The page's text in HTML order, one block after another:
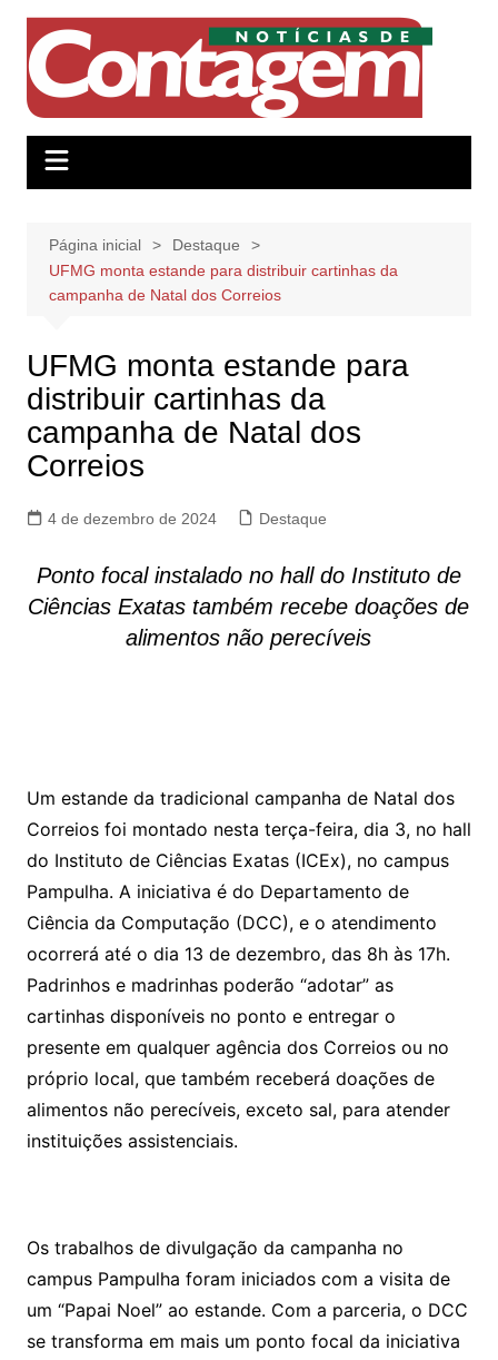
conteúdo
Página inicial
Destaque
UFMG monta estande para distribuir cartinhas da
campanha de Natal dos Correios
UFMG monta estande para
distribuir cartinhas da
campanha de Natal dos
Correios
4 de dezembro de 2024 Destaque
Ponto focal instalado no hall do Instituto de
Ciências Exatas também recebe doações de
alimentos não perecíveis
Um estande da tradicional campanha de Natal dos
Correios foi montado nesta terça-feira, dia 3, no hall
do Instituto de Ciências Exatas (ICEx), no campus
Pampulha. A iniciativa é do Departamento de
Ciência da Computação (DCC), e o atendimento
ocorrerá até o dia 13 de dezembro, das 8h às 17h.
Padrinhos e madrinhas poderão “adotar” as
cartinhas disponíveis no ponto e entregar o
presente em qualquer agência dos Correios ou no
próprio local, que também receberá doações de
alimentos não perecíveis, exceto sal, para atender
instituições assistenciais.
Os trabalhos de divulgação da campanha no
campus Pampulha foram iniciados com a visita de
um “Papai Noel” ao estande. Com a parceria, o DCC
se transforma em mais um ponto focal da iniciativa